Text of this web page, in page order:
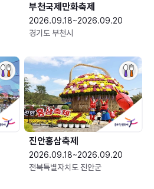
부천국제만화축제
2026.09.18~2026.09.20
경기도 부천시
진안홍삼축제
2026.09.18~2026.09.20
전북특별자치도 진안군